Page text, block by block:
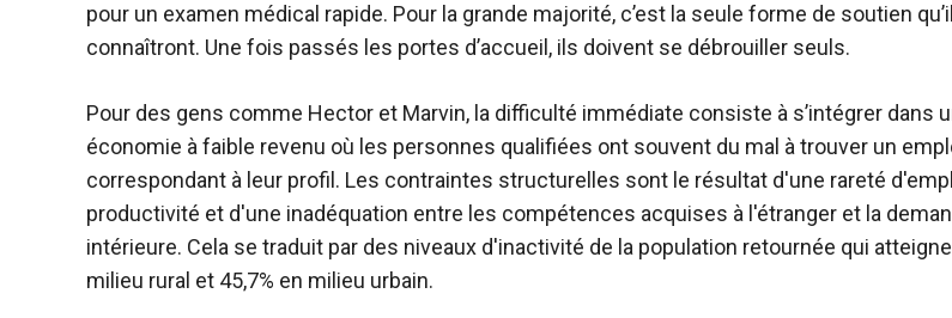
pour un examen médical rapide. Pour la grande majorité, c’est la seule forme de soutien
connaîtront. Une fois passés les portes d’accueil, ils doivent se débrouiller seuls.
Pour des gens comme Hector et Marvin, la difficulté immédiate consiste à s’intégrer dans
économie à faible revenu où les personnes qualifiées ont souvent du mal à trouver un
correspondant à leur profil. Les contraintes structurelles sont le résultat d'une rareté
productivité et d'une inadéquation entre les compétences acquises à l'étranger et la
intérieure. Cela se traduit par des niveaux d'inactivité de la population retournée qui
milieu rural et 45,7% en milieu urbain.